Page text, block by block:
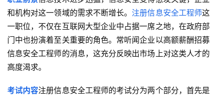
和机构对这一领域的需求不断增长。注册信息安全工程师这
一职位，不仅在互联网大型企业中占据一席之地，在政府部
门中也扮演着至关重要的角色。常听闻企业以高额薪酬招募
信息安全工程师的消息，这充分反映出市场上对这类人才的
高度渴求。
考试内容注册信息安全工程师的考试分为两个部分，首先是